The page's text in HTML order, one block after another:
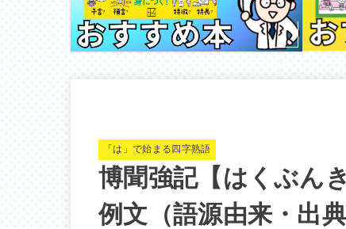
「は」で始まる四字熟語
博聞強記【はくぶん
例文（語源由来・出典